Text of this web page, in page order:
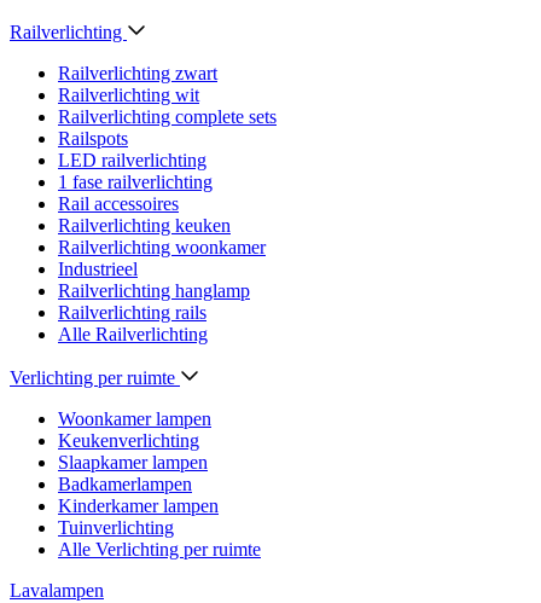
Railverlichting
Railverlichting zwart
Railverlichting wit
Railverlichting complete sets
Railspots
LED railverlichting
1 fase railverlichting
Rail accessoires
Railverlichting keuken
Railverlichting woonkamer
Industrieel
Railverlichting hanglamp
Railverlichting rails
Alle Railverlichting
Verlichting per ruimte
Woonkamer lampen
Keukenverlichting
Slaapkamer lampen
Badkamerlampen
Kinderkamer lampen
Tuinverlichting
Alle Verlichting per ruimte
Lavalampen